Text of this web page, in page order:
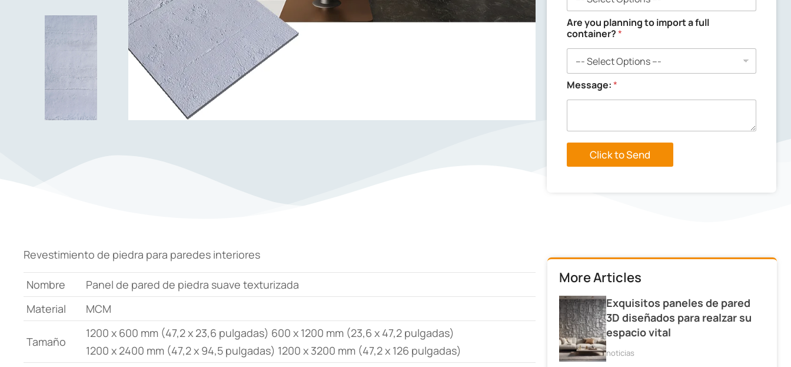
n
i
n
g
f
o
m
C
n
a
Are you planning to import a full
container?*
Message:*
Click to Send
Revestimiento de piedra para paredes interiores
Nombre
Panel de pared de piedra suave texturizada
Material
MCM
Tamaño
1200 x 600 mm (47,2 x 23,6 pulgadas) 600 x 1200 mm (23,6 x 47,2 pulgadas)
1200 x 2400 mm (47,2 x 94,5 pulgadas) 1200 x 3200 mm (47,2 x 126 pulgadas)
More Articles
Exquisitos paneles de pared
3D diseñados para realzar su
espacio vital
noticias